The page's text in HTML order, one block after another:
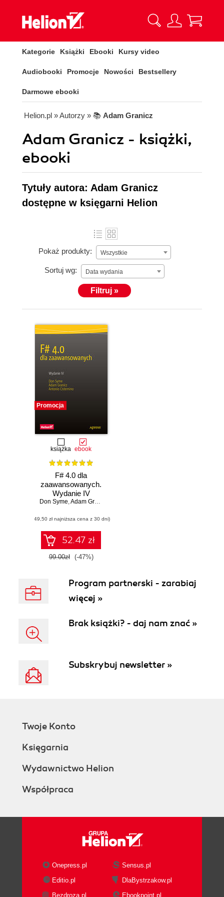
Kategorie Książki Ebooki Kursy video
Audiobooki Promocje Nowości Bestsellery
Darmowe ebooki
Helion.pl » Autorzy » 📚 Adam Granicz
Adam Granicz - książki,
ebooki
Tytuły autora: Adam Granicz
dostępne w księgarni Helion
Pokaż produkty: Wszystkie
Sortuj wg: Data wydania
Filtruj »
Promocja
książka ebook
F# 4.0 dla
zaawansowanych.
Wydanie IV
Don Syme,Adam Granicz
(49,50 zł najniższa cena z 30 dni)
52.47 zł
99.00zł (-47%)
Program partnerski - zarabiaj
więcej »
Brak książki? - daj nam znać »
Subskrybuj newsletter »
Twoje Konto
Księgarnia
Wydawnictwo Helion
Współpraca
Onepress.pl
Sensus.pl
Editio.pl
DlaBystrzakow.pl
Bezdroza.pl
Ebookpoint.pl